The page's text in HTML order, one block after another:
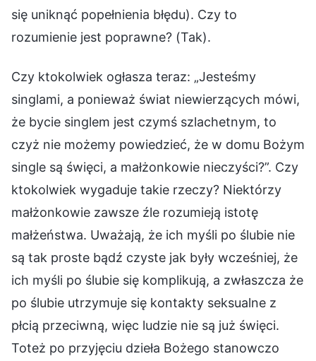
się uniknąć popełnienia błędu). Czy to
rozumienie jest poprawne? (Tak).
Czy ktokolwiek ogłasza teraz: „Jesteśmy
singlami, a ponieważ świat niewierzących mówi,
że bycie singlem jest czymś szlachetnym, to
czyż nie możemy powiedzieć, że w domu Bożym
single są święci, a małżonkowie nieczyści?”. Czy
ktokolwiek wygaduje takie rzeczy? Niektórzy
małżonkowie zawsze źle rozumieją istotę
małżeństwa. Uważają, że ich myśli po ślubie nie
są tak proste bądź czyste jak były wcześniej, że
ich myśli po ślubie się komplikują, a zwłaszcza że
po ślubie utrzymuje się kontakty seksualne z
płcią przeciwną, więc ludzie nie są już święci.
Toteż po przyjęciu dzieła Bożego stanowczo